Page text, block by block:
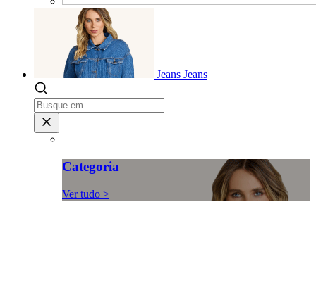
Jeans Jeans
Categoria
Ver tudo >